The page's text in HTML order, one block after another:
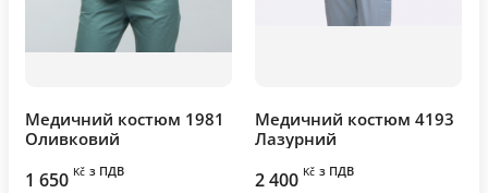
Медичний костюм 1981
Оливковий
1 650 Kč з ПДВ
Медичний костюм 4193
Лазурний
2 400 Kč з ПДВ